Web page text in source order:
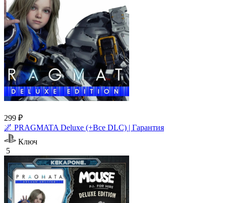
299 ₽
🌌 PRAGMATA Deluxe (+Все DLC) | Гарантия
Ключ
5